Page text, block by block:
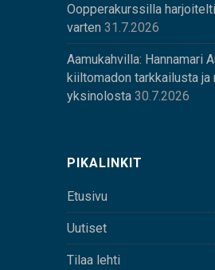
Oopperakurssilla
varten 31.7.2026
Aamukahvilla: Hannamari
kiiltomadon tarkkailusta ja
yksinolosta 30.7.2026
PIKALINKIT
Etusivu
Uutiset
Tilaa lehti